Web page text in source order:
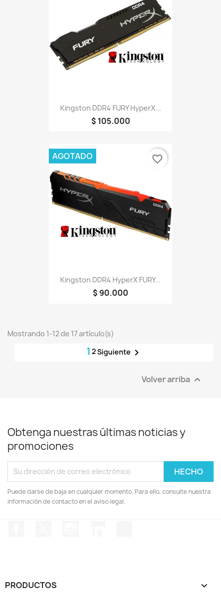
Kingston DDR4 FURY HyperX...
$ 105.000
Kingston DDR4 HyperX FURY...
$ 90.000
AGOTADO favorite_border
Mostrando 1-12 de 17 artículo(s)
1 2Siguiente 
Volver arriba 
Obtenga nuestras últimas noticias y
promociones
Puede darse de baja en cualquier momento. Para ello, consulte nuestra
información de contacto en el aviso legal.
PRODUCTOS 